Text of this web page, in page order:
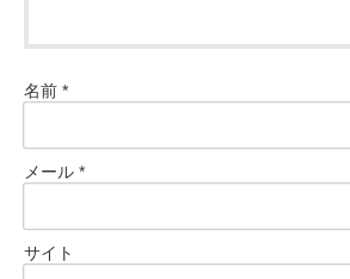
名前 *
メール *
サイト